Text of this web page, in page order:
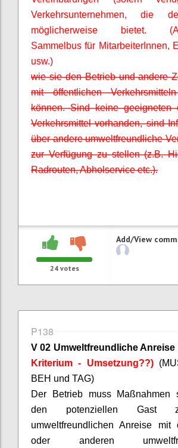
Verkehrsunternehmen, die
möglicherweise bietet.
Sammelbus für MitarbeiterInnen,
usw.)
wie sie den Betrieb und andere
mit öffentlichen
können. Sind keine geeigneten
Verkehrsmittel vorhanden, sind
über andere umweltfreundliche
zur Verfügung zu stellen (z.B.
Radrouten, Abholservice etc.).
24votes
Add/View
P138
V 02 Umweltfreundliche Anreise
Kriterium - Umsetzung??)
BEH und TAG)
Der Betrieb muss Maßnahmen
den potenziellen Gast
umweltfreundlichen Anreise mit
oder anderen